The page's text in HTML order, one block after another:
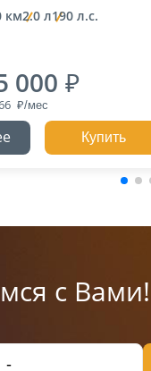
км2.0 л190 л.с.
000
Купить
с Вами!